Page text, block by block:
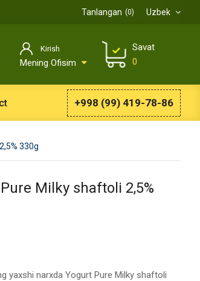
Uzbek
Tanlangan 0
Kirish
Mening Ofisim
Savat
0
+998 (99) 419-78-86
330g
Milky shaftoli 2,5%
yaxshi narxda Yogurt Pure Milky shaftoli